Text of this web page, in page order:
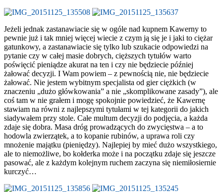
Jeżeli jednak zastanawiacie się w ogóle nad kupnem Kawerny to
pewnie już i tak mniej więcej wiecie z czym ją się je i jaki to ciężar
gatunkowy, a zastanawiacie się tylko lub szukacie odpowiedzi na
pytanie czy w całej masie dobrych, cięższych tytułów warto
poświęcić pieniądze akurat na ten i czy nie będziecie później
żałować decyzji. I Wam powiem – z pewnością nie, nie będziecie
żałować. Nie jestem wybitnym specjalista od gier ciężkich (w
znaczeniu „dużo główkowania” a nie „skomplikowane zasady”), ale
coś tam w nie grałem i mogę spokojnie powiedzieć, że Kawernę
stawiam na równi z najlepszymi tytułami w tej kategorii do jakich
siadywałem przy stole. Całe multum decyzji do podjęcia, a każda
zdaje się dobra. Masa dróg prowadzących do zwycięstwa – a to
hodowla zwierzątek, a to kopanie rubinów, a uprawa roli czy
mnożenie majątku (pieniędzy). Najlepiej by mieć dużo wszystkiego,
ale to niemożliwe, bo kołderka może i na początku zdaje się jeszcze
pasować, ale z każdym kolejnym ruchem zaczyna się niemiłosiernie
kurczyć…